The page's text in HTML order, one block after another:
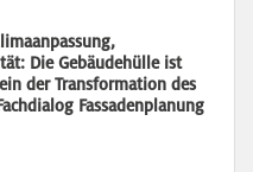
Die Gebäudehülle ist
der Transformation des
Fassadenplanung